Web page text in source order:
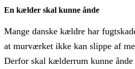
En kælder skal kunne ånde
Mange danske kældre har
at murværket ikke kan slippe af
Derfor skal kælderrum kunne